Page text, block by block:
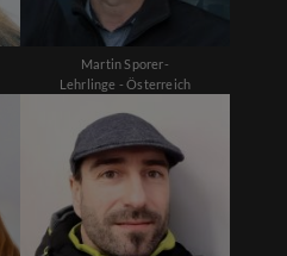
Martin Sporer-
Lehrlinge - Österreich